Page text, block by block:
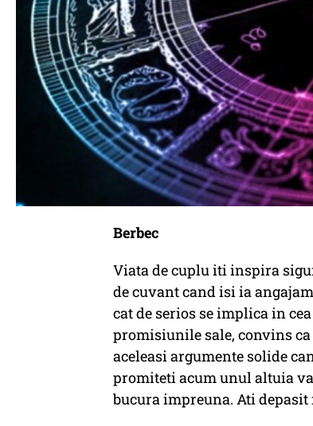
Berbec
Viata de cuplu iti inspira
de cuvant cand isi ia
cat de serios se implica in
promisiunile sale, convins
aceleasi argumente solide
promiteti acum unul altuia
bucura impreuna. Ati depasit